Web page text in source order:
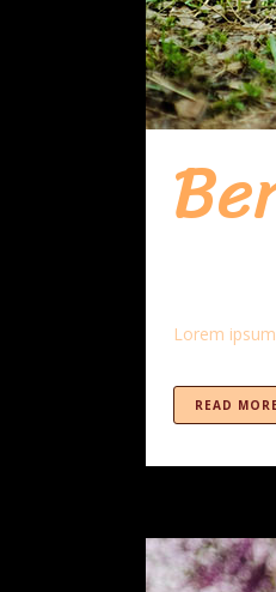
Lorem
READ MORE